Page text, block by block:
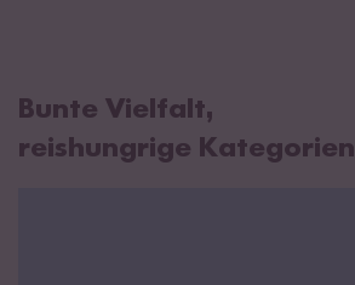
Bunte Vielfalt,
reishungrige Kategorien